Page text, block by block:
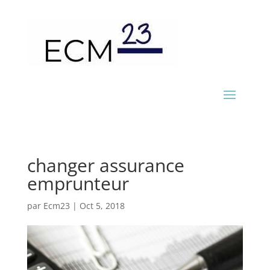
changer assurance
emprunteur
par Ecm23 | Oct 5, 2018